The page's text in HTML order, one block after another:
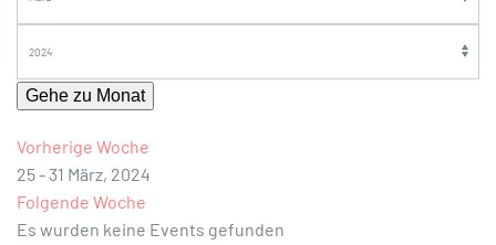
Gehe zu Monat
Vorherige Woche
25 - 31 März, 2024
Folgende Woche
Es wurden keine Events gefunden